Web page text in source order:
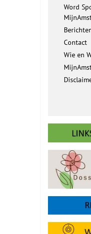
Word
Contact
Wie en